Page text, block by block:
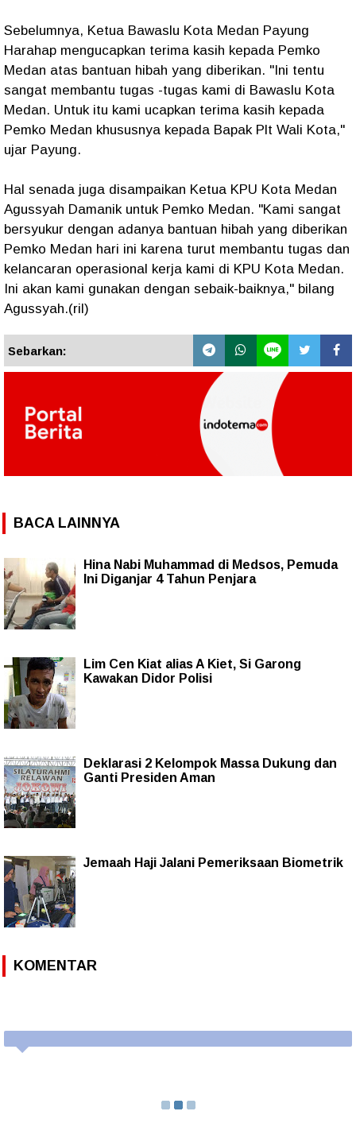
Sebelumnya, Ketua Bawaslu Kota Medan Payung
Harahap mengucapkan terima kasih kepada Pemko
Medan atas bantuan hibah yang diberikan. "Ini tentu
sangat membantu tugas -tugas kami di Bawaslu Kota
Medan. Untuk itu kami ucapkan terima kasih kepada
Pemko Medan khususnya kepada Bapak Plt Wali Kota,"
ujar Payung.
Hal senada juga disampaikan Ketua KPU Kota Medan
Agussyah Damanik untuk Pemko Medan. "Kami sangat
bersyukur dengan adanya bantuan hibah yang diberikan
Pemko Medan hari ini karena turut membantu tugas dan
kelancaran operasional kerja kami di KPU Kota Medan.
Ini akan kami gunakan dengan sebaik-baiknya," bilang
Agussyah.(ril)
Sebarkan:
BACA LAINNYA
Hina Nabi Muhammad di Medsos, Pemuda
Ini Diganjar 4 Tahun Penjara
Lim Cen Kiat alias A Kiet, Si Garong
Kawakan Didor Polisi
Deklarasi 2 Kelompok Massa Dukung dan
Ganti Presiden Aman
Jemaah Haji Jalani Pemeriksaan Biometrik
KOMENTAR